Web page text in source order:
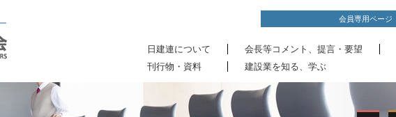
会員専用ページ
日建連について 会長等コメント、提言・要望
刊行物・資料
建設業を知る、学ぶ